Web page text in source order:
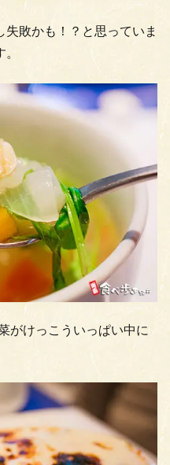
敗かも！？と思っていま
がけっこういっぱい中に